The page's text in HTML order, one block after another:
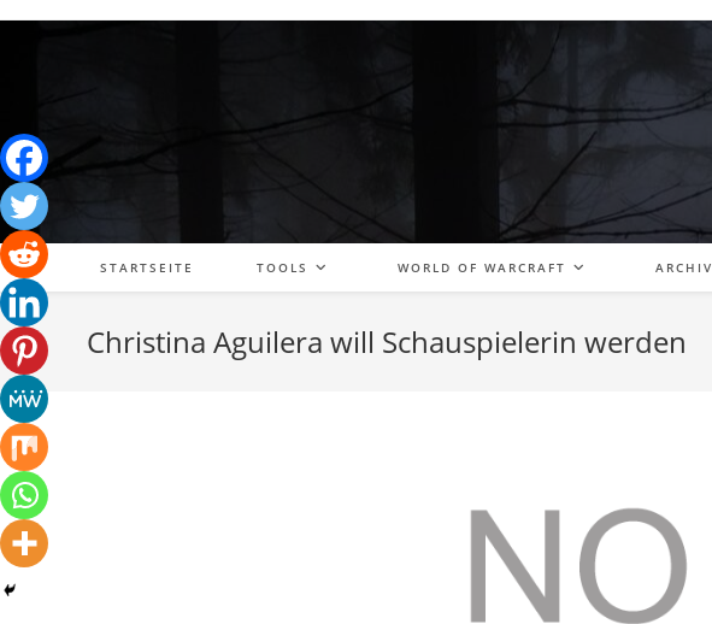
STARTSEITE TOOLS WORLD OF WARCRAFT ARCHIV
Christina Aguilera will Schauspielerin werden